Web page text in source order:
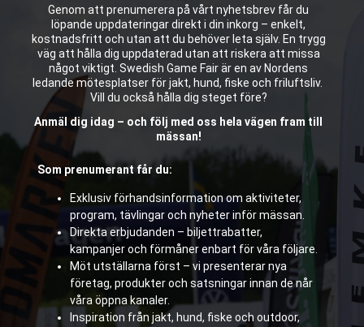
Genom att prenumerera på vårt nyhetsbrev får du
löpande uppdateringar direkt i din inkorg – enkelt,
kostnadsfritt och utan att du behöver leta själv. En trygg
väg att hålla dig uppdaterad utan att riskera att missa
något viktigt. Swedish Game Fair är en av Nordens
ledande mötesplatser för jakt, hund, fiske och friluftsliv.
Vill du också hålla dig steget före?
Anmäl dig idag – och följ med oss hela vägen fram till
mässan!
Som prenumerant får du:
Exklusiv förhandsinformation om aktiviteter,
program, tävlingar och nyheter inför mässan.
Direkta erbjudanden – biljettrabatter,
kampanjer och förmåner enbart för våra följare.
Möt utställarna först – vi presenterar nya
företag, produkter och satsningar innan de når
våra öppna kanaler.
Inspiration från jakt, hund, fiske och outdoor,